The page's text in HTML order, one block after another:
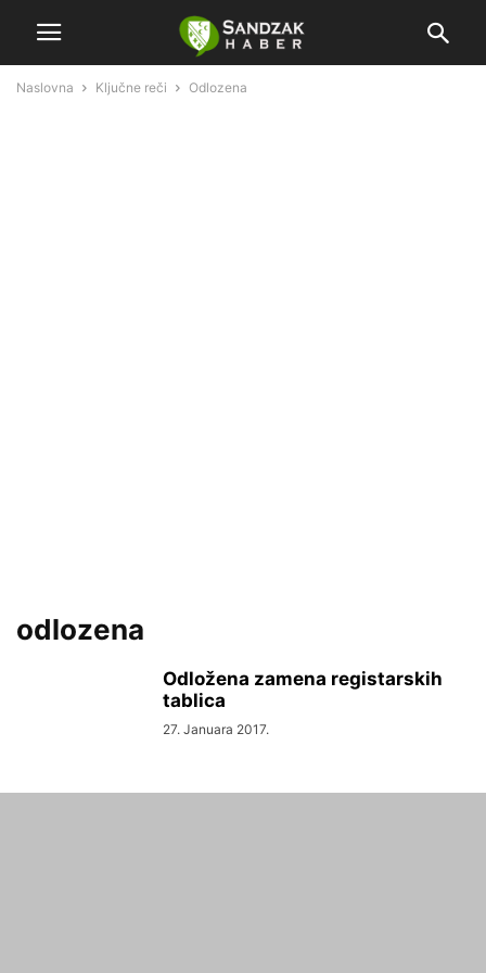
Naslovna Ključne reči Odlozena
odlozena
Odložena zamena registarskih
tablica
27. Januara 2017.